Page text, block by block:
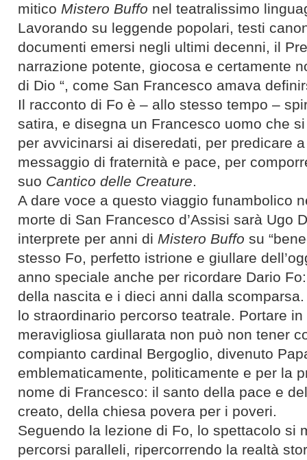
mitico Mistero Buffo nel teatralissimo
Lavorando su leggende popolari, testi
documenti emersi negli ultimi decenni, il
narrazione potente, giocosa e certamente
di Dio “, come San Francesco amava
Il racconto di Fo è – allo stesso tempo –
satira, e disegna un Francesco uomo che
per avvicinarsi ai diseredati, per predicare
messaggio di fraternità e pace, per
suo Cantico delle Creature.
A dare voce a questo viaggio funambolico
morte di San Francesco d’Assisi sarà Ugo
interprete per anni di Mistero Buffo su
stesso Fo, perfetto istrione e giullare
anno speciale anche per ricordare Dario
della nascita e i dieci anni dalla
lo straordinario percorso teatrale. Portare
meravigliosa giullarata non può non tener
compianto cardinal Bergoglio, divenuto
emblematicamente, politicamente e per la
nome di Francesco: il santo della pace e
creato, della chiesa povera per i poveri.
Seguendo la lezione di Fo, lo spettacolo si
percorsi paralleli, ripercorrendo la realtà